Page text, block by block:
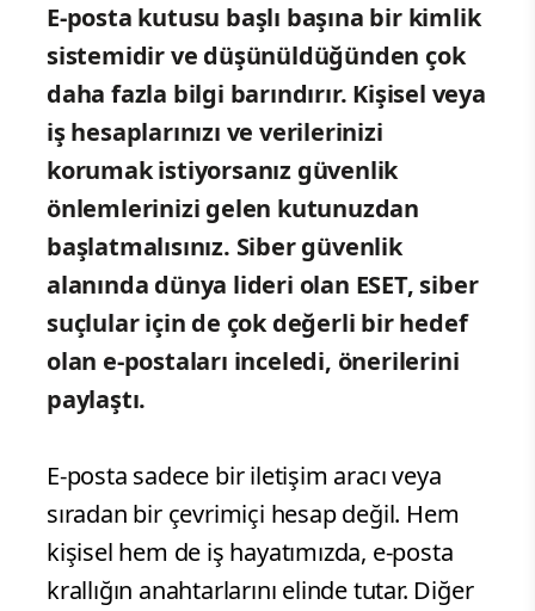
E-posta kutusu başlı başına bir kimlik
sistemidir ve düşünüldüğünden çok
daha fazla bilgi barındırır. Kişisel veya
iş hesaplarınızı ve verilerinizi
korumak istiyorsanız güvenlik
önlemlerinizi gelen kutunuzdan
başlatmalısınız. Siber güvenlik
alanında dünya lideri olan ESET, siber
suçlular için de çok değerli bir hedef
olan e-postaları inceledi, önerilerini
paylaştı.
E-posta sadece bir iletişim aracı veya
sıradan bir çevrimiçi hesap değil. Hem
kişisel hem de iş hayatımızda, e-posta
krallığın anahtarlarını elinde tutar. Diğer